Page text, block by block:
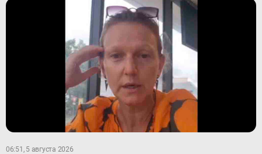
06:51, 5 августа 2026